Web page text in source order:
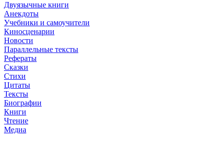
Двуязычные книги
Анекдоты
Учебники и самоучители
Киносценарии
Новости
Параллельные тексты
Рефераты
Сказки
Стихи
Цитаты
Тексты
Биографии
Книги
Чтение
Медиа